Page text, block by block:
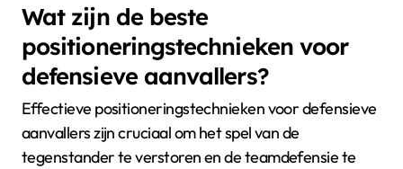
Wat zijn de beste
positioneringstechnieken voor
defensieve aanvallers?
Effectieve positioneringstechnieken voor defensieve
aanvallers zijn cruciaal om het spel van de
tegenstander te verstoren en de teamdefensie te